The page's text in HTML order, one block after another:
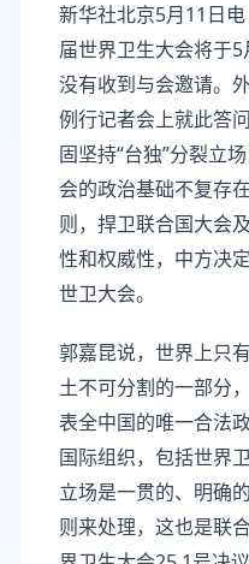
新华社北京5月11日
届世界卫生大会将于
没有收到与会邀请。
例行记者会上就此答
固坚持“台独”分裂立
会的政治基础不复存
则，捍卫联合国大会
性和权威性，中方决
世卫大会。
郭嘉昆说，世界上只
土不可分割的一部分
表全中国的唯一合法
国际组织，包括世界
立场是一贯的、明确
则来处理，这也是联